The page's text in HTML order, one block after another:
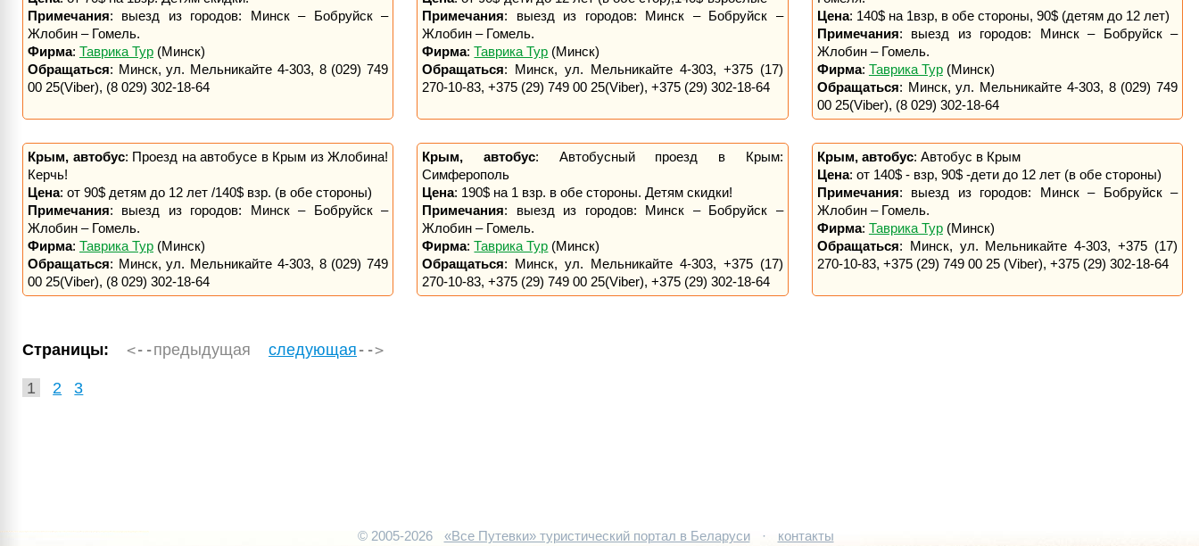
Примечания: выезд из городов: Минск – Бобруйск –
Жлобин – Гомель.
Фирма: Таврика Тур (Минск)
Обращаться: Минск, ул. Мельникайте 4-303, 8 (029) 749
00 25(Viber), (8 029) 302-18-64
Примечания: выезд из городов: Минск – Бобруйск –
Жлобин – Гомель.
Фирма:Таврика Тур (Минск)
Обращаться: Минск, ул. Мельникайте 4-303, +375 (17)
270-10-83, +375 (29) 749 00 25(Viber), +375 (29) 302-18-64
Цена: 140$ на 1взр, в обе стороны, 90$ (детям до 12 лет)
Примечания: выезд из городов: Минск – Бобруйск –
Жлобин – Гомель.
Фирма: Таврика Тур(Минск)
Обращаться: Минск, ул. Мельникайте 4-303, 8 (029) 749
00 25(Viber), (8 029) 302-18-64
Крым, автобус: Проезд на автобусе в Крым из Жлобина!
Керчь!
Цена: от 90$ детям до 12 лет /140$ взр. (в обе стороны)
Примечания: выезд из городов: Минск – Бобруйск –
Жлобин – Гомель.
Фирма: Таврика Тур (Минск)
Обращаться: Минск, ул. Мельникайте 4-303, 8 (029) 749
00 25(Viber), (8 029) 302-18-64
Крым, автобус: Автобусный проезд в Крым:
Симферополь
Цена: 190$ на 1 взр. в обе стороны. Детям скидки!
Примечания: выезд из городов: Минск – Бобруйск –
Жлобин – Гомель.
Фирма:Таврика Тур (Минск)
Обращаться: Минск, ул. Мельникайте 4-303, +375 (17)
270-10-83, +375 (29) 749 00 25(Viber), +375 (29) 302-18-64
Крым, автобус: Автобус в Крым
Цена: от 140$ - взр, 90$ -дети до 12 лет (в обе стороны)
Примечания: выезд из городов: Минск – Бобруйск –
Жлобин – Гомель.
Фирма: Таврика Тур(Минск)
Обращаться: Минск, ул. Мельникайте 4-303, +375 (17)
270-10-83, +375 (29) 749 00 25 (Viber), +375 (29) 302-18-64
Страницы: предыдущая следующая
1 2 3
© 2005-2026 «Все Путевки» туристический портал в Беларуси · контакты